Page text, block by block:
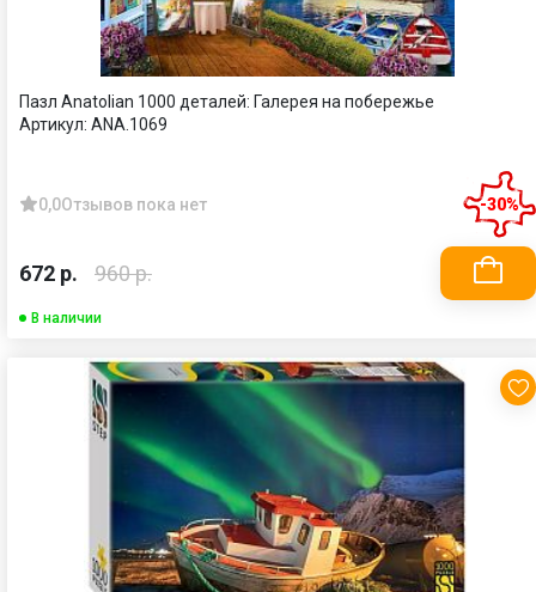
Пазл Anatolian 1000 деталей: Галерея на побережье
Артикул: ANA.1069
0,0Отзывов пока нет -30%
672 р. 960 р.
В наличии